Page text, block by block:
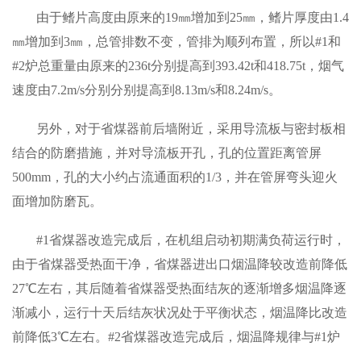
由于鳍片高度由原来的19㎜增加到25㎜，鳍片厚度由1.4
㎜增加到3㎜，总管排数不变，管排为顺列布置，所以#1和
#2炉总重量由原来的236t分别提高到393.42t和418.75t，烟气
速度由7.2m/s分别分别提高到8.13m/s和8.24m/s。
另外，对于省煤器前后墙附近，采用导流板与密封板相
结合的防磨措施，并对导流板开孔，孔的位置距离管屏
500mm，孔的大小约占流通面积的1/3，并在管屏弯头迎火
面增加防磨瓦。
#1省煤器改造完成后，在机组启动初期满负荷运行时，
由于省煤器受热面干净，省煤器进出口烟温降较改造前降低
27℃左右，其后随着省煤器受热面结灰的逐渐增多烟温降逐
渐减小，运行十天后结灰状况处于平衡状态，烟温降比改造
前降低3℃左右。#2省煤器改造完成后，烟温降规律与#1炉